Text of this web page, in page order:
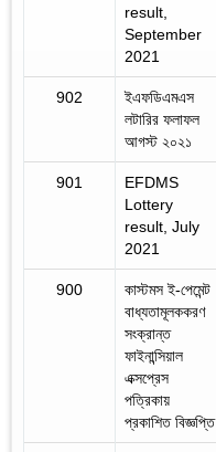
result,
September
2021
902
ইএফডিএমএস
লটারির ফলাফল
আগস্ট ২০২১
901
EFDMS
Lottery
result, July
2021
900
কাস্টমস ই-পেমেন্ট
বাধ্যতামূলককরণ
সংক্রান্ত
ফাইনান্সিয়াল
এক্সপ্রেস
পত্রিকায়
প্রকাশিত বিজ্ঞপ্তি